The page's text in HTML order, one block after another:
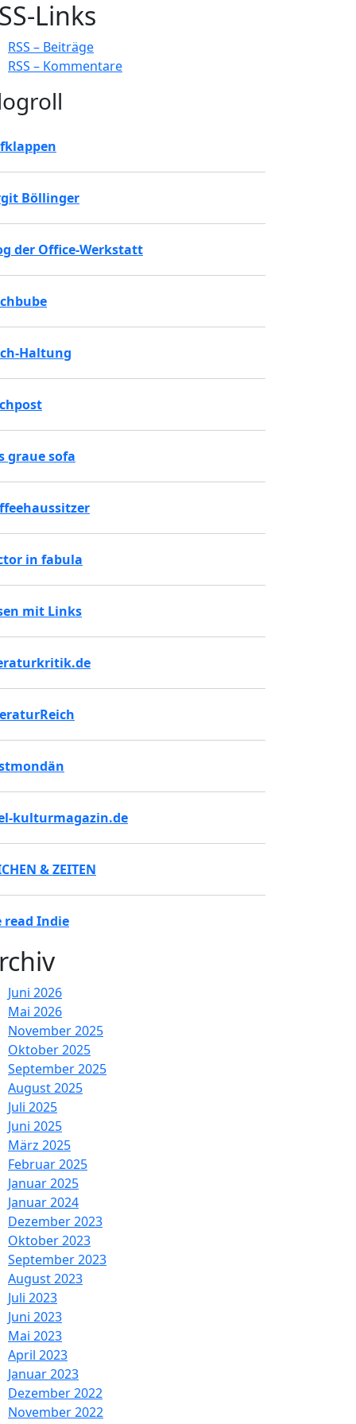
Links
RSS – Beiträge
RSS – Kommentare
Böllinger
der Office-Werkstatt
Haltung
graue sofa
in fabula
mit Links
kulturmagazin.de
& ZEITEN
read Indie
Juni 2026
Mai 2026
November 2025
Oktober 2025
September 2025
August 2025
Juli 2025
Juni 2025
März 2025
Februar 2025
Januar 2025
Januar 2024
Dezember 2023
Oktober 2023
September 2023
August 2023
Juli 2023
Juni 2023
Mai 2023
April 2023
Januar 2023
Dezember 2022
November 2022